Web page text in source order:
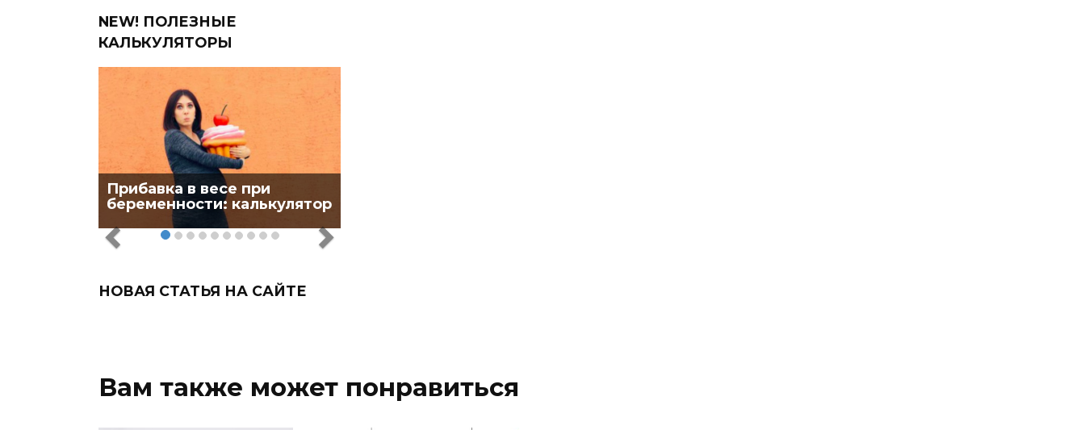
NEW! ПОЛЕЗНЫЕ
КАЛЬКУЛЯТОРЫ
Прибавка в весе при
беременности: калькулятор
НОВАЯ СТАТЬЯ НА САЙТЕ
Вам также может понравиться